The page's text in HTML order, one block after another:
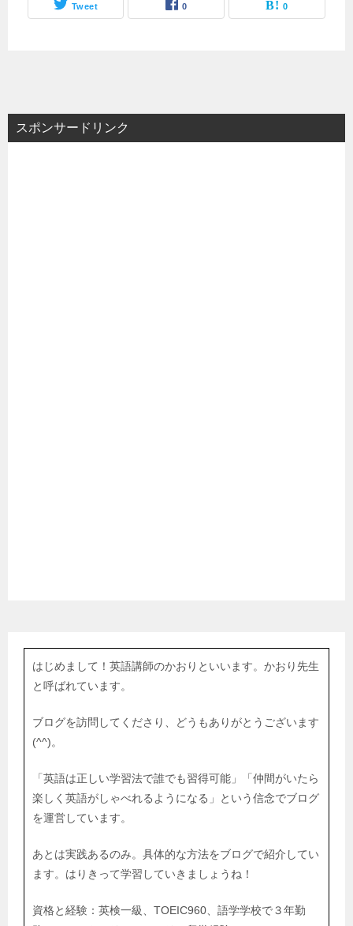
Tweet 0 0
スポンサードリンク
はじめまして！英語講師のかおりといいます。かおり先生
と呼ばれています。
ブログを訪問してくださり、どうもありがとうございます
(^^)。
「英語は正しい学習法で誰でも習得可能」「仲間がいたら
楽しく英語がしゃべれるようになる」という信念でブログ
を運営しています。
あとは実践あるのみ。具体的な方法をブログで紹介してい
ます。はりきって学習していきましょうね！
資格と経験：英検一級、TOEIC960、語学学校で３年勤